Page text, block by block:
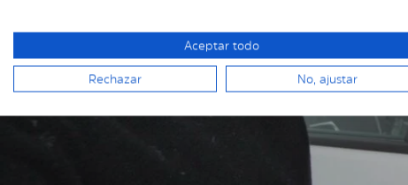
Aceptar todo
Rechazar No, ajustar